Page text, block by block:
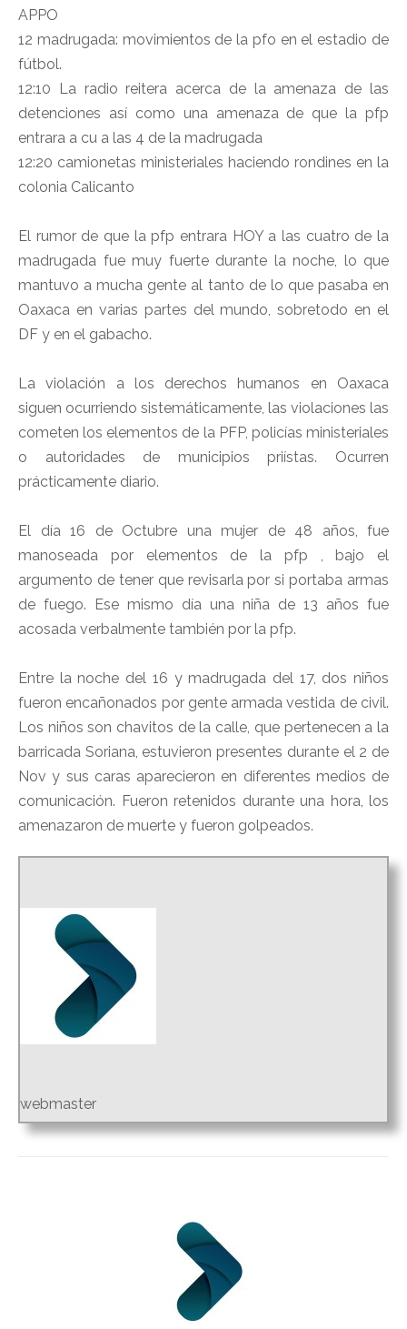
APPO
12 madrugada: movimientos de la pfo en el estadio de
fútbol.
12:10 La radio reitera acerca de la amenaza de las
detenciones así como una amenaza de que la pfp
entrara a cu a las 4 de la madrugada
12:20 camionetas ministeriales haciendo rondines en la
colonia Calicanto
El rumor de que la pfp entrara HOY a las cuatro de la
madrugada fue muy fuerte durante la noche, lo que
mantuvo a mucha gente al tanto de lo que pasaba en
Oaxaca en varias partes del mundo, sobretodo en el
DF y en el gabacho.
La violación a los derechos humanos en Oaxaca
siguen ocurriendo sistemáticamente, las violaciones las
cometen los elementos de la PFP, policías ministeriales
o autoridades de municipios priístas. Ocurren
prácticamente diario.
El día 16 de Octubre una mujer de 48 años, fue
manoseada por elementos de la pfp , bajo el
argumento de tener que revisarla por si portaba armas
de fuego. Ese mismo día una niña de 13 años fue
acosada verbalmente también por la pfp.
Entre la noche del 16 y madrugada del 17, dos niños
fueron encañonados por gente armada vestida de civil.
Los niños son chavitos de la calle, que pertenecen a la
barricada Soriana, estuvieron presentes durante el 2 de
Nov y sus caras aparecieron en diferentes medios de
comunicación. Fueron retenidos durante una hora, los
amenazaron de muerte y fueron golpeados.
webmaster